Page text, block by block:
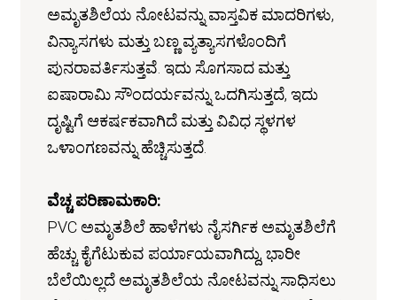
ಅಮೃತಶಿಲೆಯ ನೋಟವನ್ನು ವಾಸ್ತವಿಕ ಮಾದರಿಗಳು,
ವಿನ್ಯಾಸಗಳು ಮತ್ತು ಬಣ್ಣ ವ್ಯತ್ಯಾಸಗಳೊಂದಿಗೆ
ಪುನರಾವರ್ತಿಸುತ್ತವೆ. ಇದು ಸೊಗಸಾದ ಮತ್ತು
ಐಷಾರಾಮಿ ಸೌಂದರ್ಯವನ್ನು ಒದಗಿಸುತ್ತದೆ, ಇದು
ದೃಷ್ಟಿಗೆ ಆಕರ್ಷಕವಾಗಿದೆ ಮತ್ತು ವಿವಿಧ ಸ್ಥಳಗಳ
ಒಳಾಂಗಣವನ್ನು ಹೆಚ್ಚಿಸುತ್ತದೆ.
ವೆಚ್ಚ ಪರಿಣಾಮಕಾರಿ:
PVC ಅಮೃತಶಿಲೆ ಹಾಳೆಗಳು ನೈಸರ್ಗಿಕ ಅಮೃತಶಿಲೆಗೆ
ಹೆಚ್ಚು ಕೈಗೆಟುಕುವ ಪರ್ಯಾಯವಾಗಿದ್ದು, ಭಾರೀ
ಬೆಲೆಯಿಲ್ಲದೆ ಅಮೃತಶಿಲೆಯ ನೋಟವನ್ನು ಸಾಧಿಸಲು